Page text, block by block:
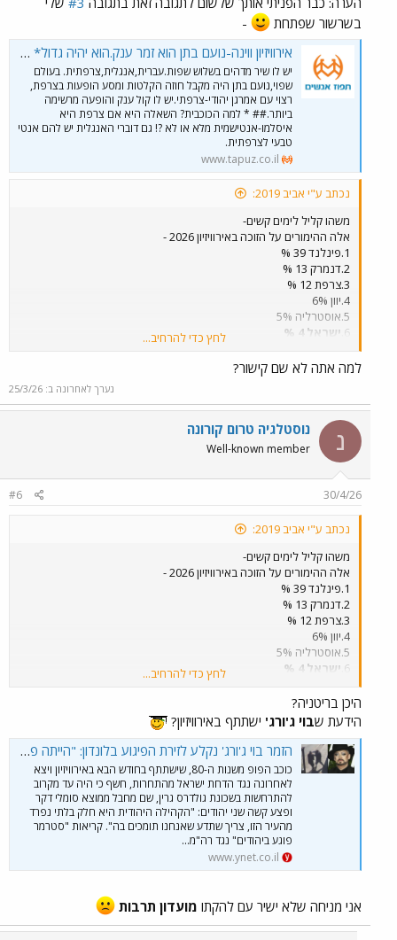
בשרשור שפתחת
-
אירוויזיון ווינה-נועם בתן הוא זמר ענק.הוא יהיה גדול* בצרפת.
יש לו שיר מדהים בשלוש שפות.עברית,אנגלית,צרפתית. בעולם
שפוי,נועם בתן היה מקבל חוזה הקלטות ומסע הופעות בצרפת,
רצוי עם אמרגן יהודי-צרפתי.יש לו קול ענק והופעה מרשימה
ביותר.## * למה הכוכבית? השאלה היא אם צרפת היא
איסלמו-אנטישמית מלא או לא ?! גם דוברי האנגלית יש להם אנטי
טבעי לצרפתית.
www.tapuz.co.il
נכתב ע"י אביב 2019:
משהו קליל לימים קשים-
אלה ההימורים על הזוכה באירוויזיון 2026 -
1.פינלנד 39 %
2.דנמרק 13 %
3.צרפת 12 %
4.יוון 6%
5.אוסטרליה 5%
6. ישראל 4 %
8.איטליה 3 %.
בהצלחה לנו.לפי דעתי ישראל ראויה בוודאות למקום ראשון.רק בגלל
ופוליטיקה זה לא יקרה.
ונבדוק
כמה נכונים ההימורים האלה.
לחץ כדי להרחיב...
למה אתה לא שם קישור?
נערך לאחרונה ב: 25/3/26
נ נוסטלגיה טרום קורונה
Well-known member
30/4/26
#6
נכתב ע"י אביב 2019:
משהו קליל לימים קשים-
אלה ההימורים על הזוכה באירוויזיון 2026 -
1.פינלנד 39 %
2.דנמרק 13 %
3.צרפת 12 %
4.יוון 6%
5.אוסטרליה 5%
6. ישראל 4 %
8.איטליה 3 %.
בהצלחה לנו.לפי דעתי ישראל ראויה בוודאות למקום ראשון.רק בגלל
המלחמה,המוסלמים,
ופוליטיקה זה לא יקרה.
המלצה-להעתיק ולשמור את הנתונים האלה.נתראה במוצ"ש 16.05.2026
כמה נכונים ההימורים האלה.
לחץ כדי להרחיב...
היכן בריטניה?
הידעת שבוי ג'ורג' ישתתף באירוויזיון?
הזמר בוי ג'ורג' נקלע לזירת הפיגוע בלונדון: "הייתה פאניקה, צריכים לתמוך ביהודים"
כוכב הפופ משנות ה-80, שישתתף בחודש הבא באירוויזיון ויצא
לאחרונה נגד הדחת ישראל מהתחרות, חשף כי היה עד מקרוב
להתרחשות בשכונת גולדרס גרין, שם מחבל ממוצא סומלי דקר
ופצע קשה שני יהודים: "הקהילה היהודית היא חלק בלתי נפרד
מהעיר הזו, צריך שתדע שאנחנו תומכים בה". קריאות "סטרמר
פוגע ביהודים" נגד רה"מ...
www.ynet.co.il
אני מניחה שלא ישיר עם להקתו מועדון תרבות